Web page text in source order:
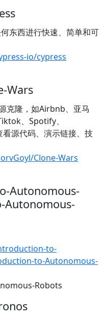
东西进行快速、简单和可
io/cypress
Wars
克隆，如Airbnb、亚马
、Spotify、
源代码、演示链接、技
Clone-Wars
Autonomous-
Autonomous-
to-
to-Autonomous-
Robots